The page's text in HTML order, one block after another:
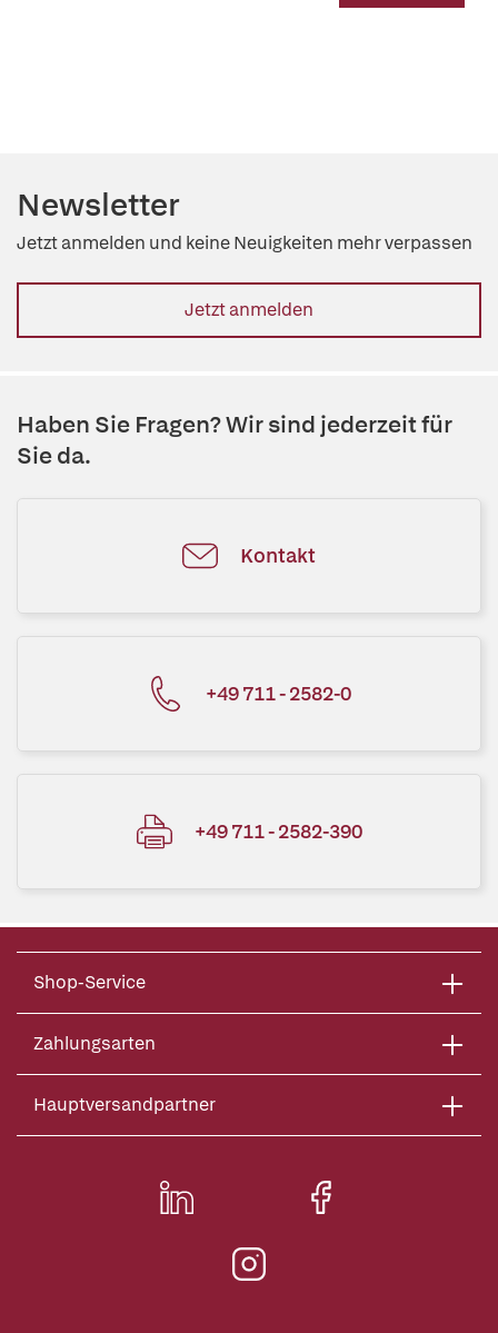
Newsletter
Jetzt anmelden und keine Neuigkeiten mehr verpassen
Jetzt anmelden
Haben Sie Fragen? Wir sind jederzeit für
Sie da.
Kontakt
+49 711 - 2582-0
+49 711 - 2582-390
Shop-Service
Zahlungsarten
Hauptversandpartner